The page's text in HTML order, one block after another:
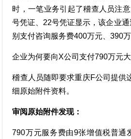
时，一笔业务引起了稽查人员注
号凭证、22号凭证显示，该企业
别支付咨询服务费400万元、390
企业为何要向X公司支付790万元
稽查人员随即要求重庆F公司提供
细原始附件资料。
审阅原始附件发现：
790万元服务费由9张增值税普通